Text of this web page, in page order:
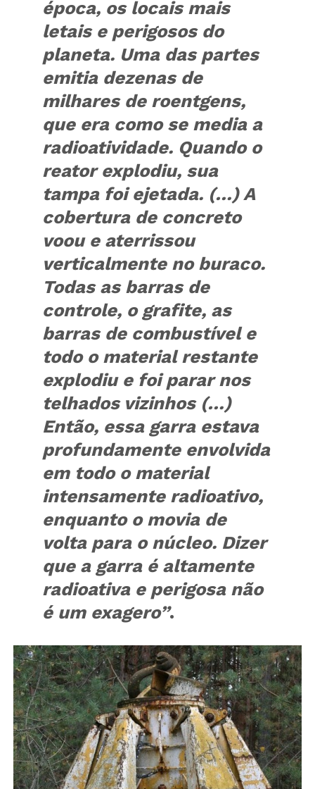
época, os locais mais
letais e perigosos do
planeta. Uma das partes
emitia dezenas de
milhares de roentgens,
que era como se media a
radioatividade. Quando o
reator explodiu, sua
tampa foi ejetada. (…) A
cobertura de concreto
voou e aterrissou
verticalmente no buraco.
Todas as barras de
controle, o grafite, as
barras de combustível e
todo o material restante
explodiu e foi parar nos
telhados vizinhos (…)
Então, essa garra estava
profundamente envolvida
em todo o material
intensamente radioativo,
enquanto o movia de
volta para o núcleo. Dizer
que a garra é altamente
radioativa e perigosa não
é um exagero”.